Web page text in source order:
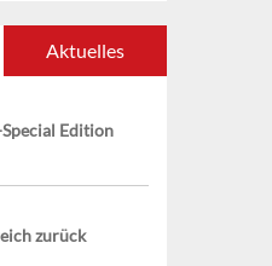
Aktuelles
Special Edition
zurück